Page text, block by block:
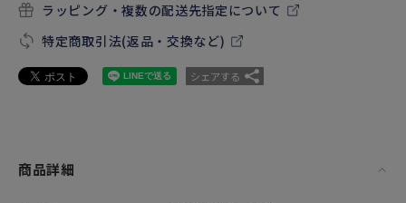
ラッピング・複数の配送先指定について
特定商取引法(返品・交換など)
シェアする
商品詳細